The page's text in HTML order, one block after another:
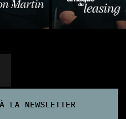
LA NEWSLETTER